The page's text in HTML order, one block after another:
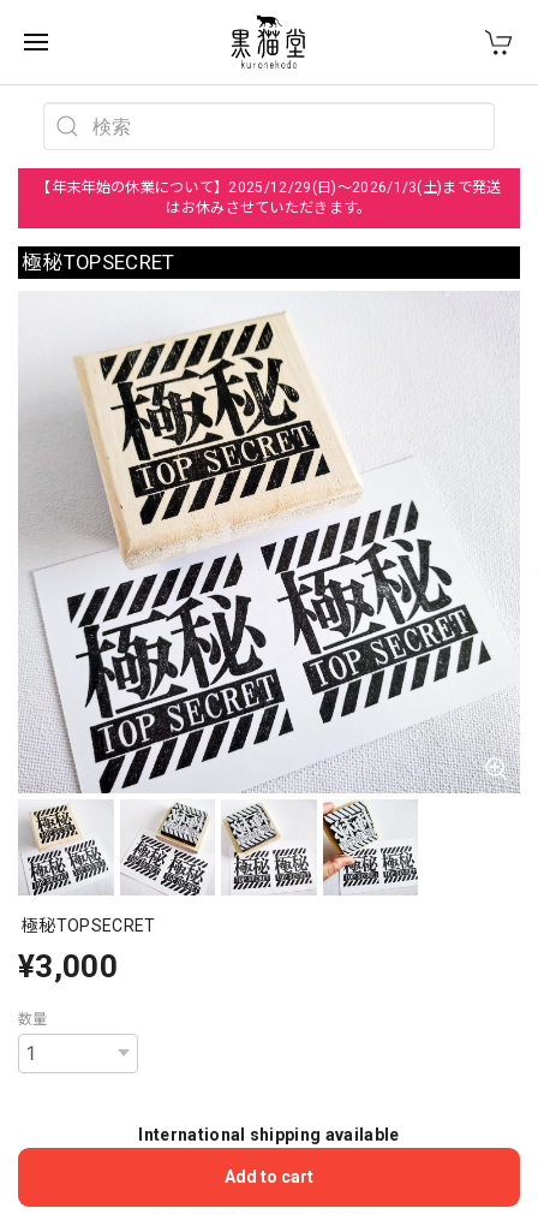
【年末年始の休業について】2025/12/29(日)～2026/1/3(土)まで発送
はお休みさせていただきます。
極秘TOPSECRET
極秘TOPSECRET
¥3,000
数量
International shipping available
Add to cart